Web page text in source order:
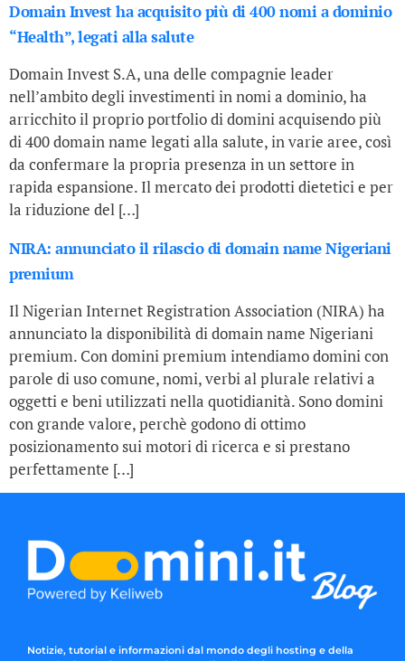
Domain Invest ha acquisito più di 400 nomi a dominio
“Health”, legati alla salute
Domain Invest S.A, una delle compagnie leader
nell’ambito degli investimenti in nomi a dominio, ha
arricchito il proprio portfolio di domini acquisendo più
di 400 domain name legati alla salute, in varie aree, così
da confermare la propria presenza in un settore in
rapida espansione. Il mercato dei prodotti dietetici e per
la riduzione del […]
NIRA: annunciato il rilascio di domain name Nigeriani
premium
Il Nigerian Internet Registration Association (NIRA) ha
annunciato la disponibilità di domain name Nigeriani
premium. Con domini premium intendiamo domini con
parole di uso comune, nomi, verbi al plurale relativi a
oggetti e beni utilizzati nella quotidianità. Sono domini
con grande valore, perchè godono di ottimo
posizionamento sui motori di ricerca e si prestano
perfettamente […]
Notizie, tutorial e informazioni dal mondo degli hosting e della